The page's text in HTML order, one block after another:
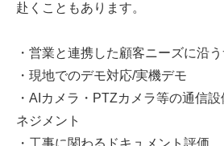
赴くこともあります。
・営業と連携した顧客ニーズに沿
・現地でのデモ対応/実機デモ
・AIカメラ・PTZカメラ等の通信
ネジメント
・工事に関わるドキュメント評価